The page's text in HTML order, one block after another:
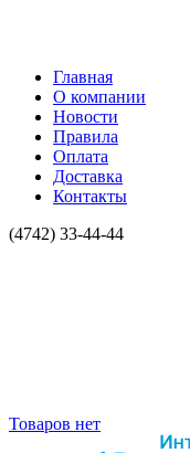
Главная
О компании
Новости
Правила
Оплата
Доставка
Контакты
(4742) 33-44-44
Товаров нет